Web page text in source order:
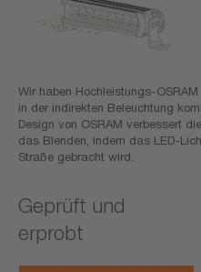
Wir haben Hochleistungs-
in der indirekten Beleuchtung
Design von OSRAM verbessert
das Blenden, indem das LED-
Straße gebracht wird.
Geprüft und
erprobt